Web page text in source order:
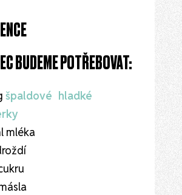
BUDEME POTŘEBOVAT:
špaldové hladké
mléka